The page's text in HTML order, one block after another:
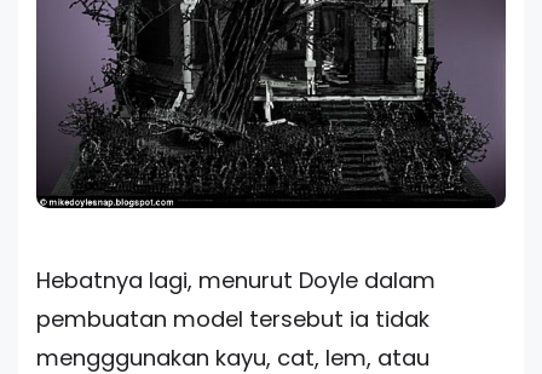
Hebatnya lagi, menurut Doyle dalam
pembuatan model tersebut ia tidak
mengggunakan kayu, cat, lem, atau